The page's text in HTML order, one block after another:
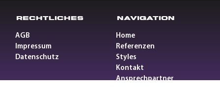
Navigation
Home
Referenzen
Styles
Kontakt
Ansprechpartner
Rechtliches
AGB
Impressum
Datenschutz